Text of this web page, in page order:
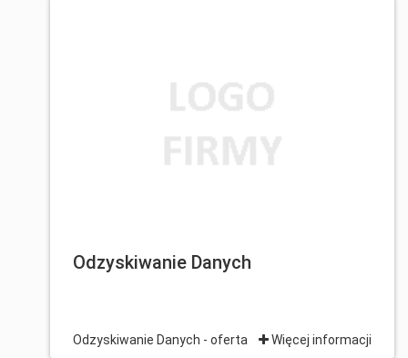
Odzyskiwanie Danych
Odzyskiwanie Danych - oferta Więcej informacji